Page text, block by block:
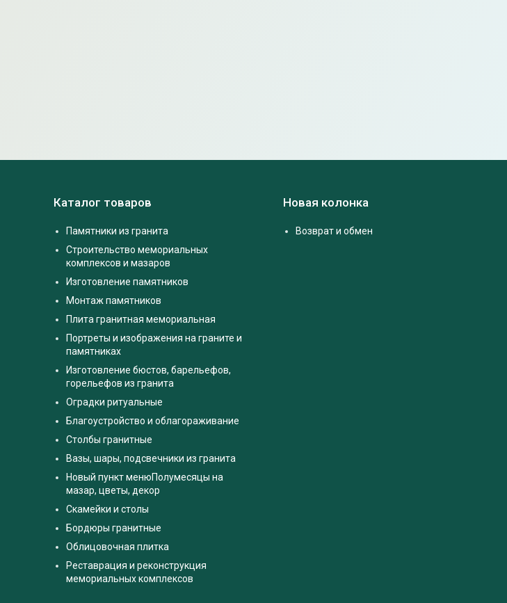
Каталог товаров
Памятники из гранита
Строительство мемориальных
комплексов и мазаров
Изготовление памятников
Монтаж памятников
Плита гранитная мемориальная
Портреты и изображения на граните и
памятниках
Изготовление бюстов, барельефов,
горельефов из гранита
Оградки ритуальные
Благоустройство и облагораживание
Столбы гранитные
Вазы, шары, подсвечники из гранита
Новый пункт менюПолумесяцы на
мазар, цветы, декор
Скамейки и столы
Бордюры гранитные
Облицовочная плитка
Реставрация и реконструкция
мемориальных комплексов
Новая колонка
Возврат и обмен